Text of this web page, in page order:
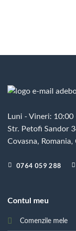
Luni - Vineri: 10:00
Str. Petofi Sandor
Covasna,
0764 059 288
Contul meu
Comenzile mele